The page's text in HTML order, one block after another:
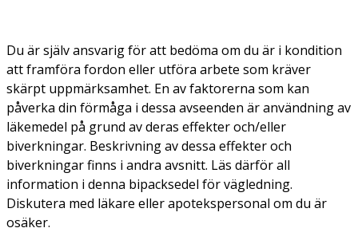
Du är själv ansvarig för att bedöma om du är i kondition
att framföra fordon eller utföra arbete som kräver
skärpt uppmärksamhet. En av faktorerna som kan
påverka din förmåga i dessa avseenden är användning av
läkemedel på grund av deras effekter och/eller
biverkningar. Beskrivning av dessa effekter och
biverkningar finns i andra avsnitt. Läs därför all
information i denna bipacksedel för vägledning.
Diskutera med läkare eller apotekspersonal om du är
osäker.